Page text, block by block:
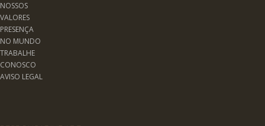
NOSSOS
VALORES
PRESENÇA
NO MUNDO
TRABALHE
CONOSCO
AVISO LEGAL